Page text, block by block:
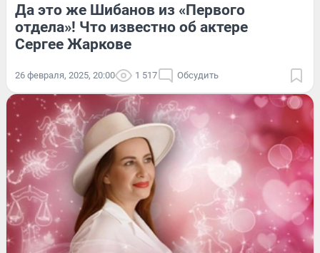
Да это же Шибанов из «Первого
отдела»! Что известно об актере
Сергее Жаркове
26 февраля, 2025, 20:00 1 517 Обсудить